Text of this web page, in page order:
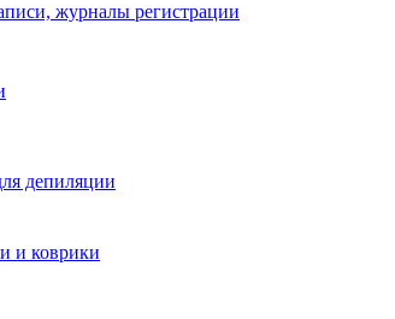
журналы регистрации
депиляции
и коврики